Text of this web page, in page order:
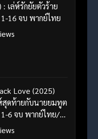
: เล่ห์รักยัยตัวร้าย
16 จบ พากย์ไทย
Love (2025)
ดท้ายกับนายยมทูต
6 จบ พากย์ไทย/